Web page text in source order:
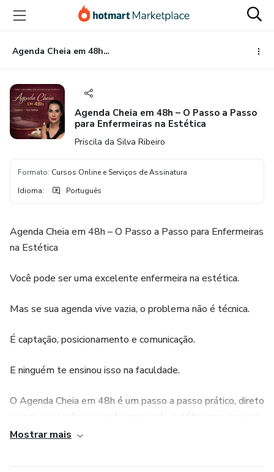
para
conteúdo
principal
para
pagamento
para
rodapé
Agenda Cheia em 48h – O Passo a Passo para Enfermeiras na Estética
Agenda Cheia em 48h – O Passo a Passo
para Enfermeiras na Estética
Priscila da Silva Ribeiro
Formato: Cursos Online e Serviços de Assinatura
Idioma: Português
Agenda Cheia em 48h – O Passo a Passo para Enfermeiras
na Estética
Você pode ser uma excelente enfermeira na estética.
Mas se sua agenda vive vazia, o problema não é técnica.
É captação, posicionamento e comunicação.
E ninguém te ensinou isso na faculdade.
O Agenda Cheia em 48h é um passo a passo prático, direto
e sem enrolação para enfermeiras da estética que querem
parar de depender de indicação, sorte ou “postar e rezar” e
dias.
Mostrar mais